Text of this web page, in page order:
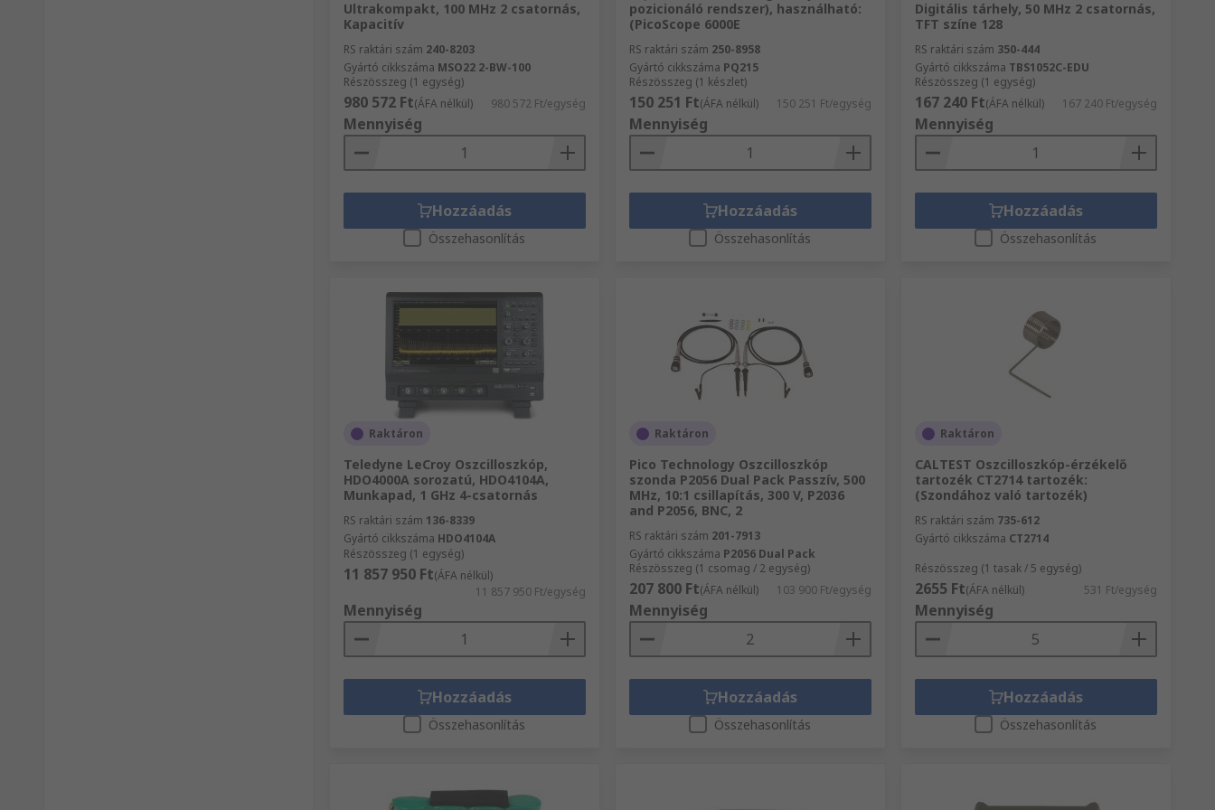
Ultrakompakt, 100 MHz 2 csatornás,
Kapacitív
RS raktári szám 240-8203
Gyártó cikkszáma MSO22 2-BW-100
Részösszeg (1 egység)
980 572 Ft(ÁFA nélkül) 980 572 Ft/egység
Mennyiség
Hozzáadás
Összehasonlítás
pozicionáló rendszer), használható:
(PicoScope 6000E
RS raktári szám 250-8958
Gyártó cikkszáma PQ215
Részösszeg (1 készlet)
150 251 Ft(ÁFA nélkül) 150 251 Ft/egység
Mennyiség
Hozzáadás
Összehasonlítás
Digitális tárhely, 50 MHz 2 csatornás,
TFT színe 128
RS raktári szám 350-444
Gyártó cikkszáma TBS1052C-EDU
Részösszeg (1 egység)
167 240 Ft(ÁFA nélkül) 167 240 Ft/egység
Mennyiség
Hozzáadás
Összehasonlítás
Raktáron
Teledyne LeCroy Oszcilloszkóp,
HDO4000A sorozatú, HDO4104A,
Munkapad, 1 GHz 4-csatornás
RS raktári szám 136-8339
Gyártó cikkszáma HDO4104A
Részösszeg (1 egység)
11 857 950 Ft(ÁFA nélkül)
11 857 950 Ft/egység
Mennyiség
Hozzáadás
Összehasonlítás
Raktáron
Pico Technology Oszcilloszkóp
szonda P2056 Dual Pack Passzív, 500
MHz, 10:1 csillapítás, 300 V, P2036
and P2056, BNC, 2
RS raktári szám 201-7913
Gyártó cikkszáma P2056 Dual Pack
Részösszeg (1 csomag / 2 egység)
207 800 Ft(ÁFA nélkül) 103 900 Ft/egység
Mennyiség
Hozzáadás
Összehasonlítás
Raktáron
CALTEST Oszcilloszkóp-érzékelő
tartozék CT2714 tartozék:
(Szondához való tartozék)
RS raktári szám 735-612
Gyártó cikkszáma CT2714
Részösszeg (1 tasak / 5 egység)
2655 Ft(ÁFA nélkül) 531 Ft/egység
Mennyiség
Hozzáadás
Összehasonlítás